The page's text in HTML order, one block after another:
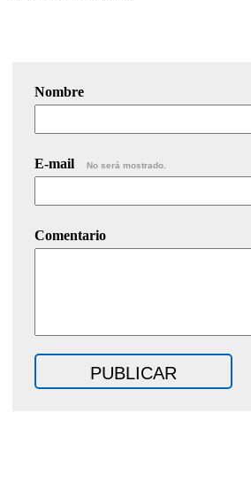
Nombre
E-mail No será mostrado.
Comentario